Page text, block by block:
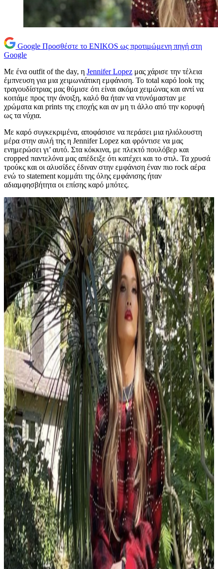
Google Προσθέστε το ENIKOS ως προτιμώμενη πηγή στη
Google
Με ένα outfit of the day, η Jennifer Lopez μας χάρισε την τέλεια
έμπνευση για μια χειμωνιάτικη εμφάνιση. Το total καρό look της
τραγουδίστριας μας θύμισε ότι είναι ακόμα χειμώνας και αντί να
κοιτάμε προς την άνοιξη, καλό θα ήταν να ντυνόμασταν με
χρώματα και prints της εποχής και αν μη τι άλλο από την κορυφή
ως τα νύχια.
Με καρό συγκεκριμένα, αποφάσισε να περάσει μια ηλιόλουστη
μέρα στην αυλή της η Jennifer Lopez και φρόντισε να μας
ενημερώσει γι’ αυτό. Στα κόκκινα, με πλεκτό πουλόβερ και
cropped παντελόνα μας απέδειξε ότι κατέχει και το στιλ. Τα χρυσά
τρούκς και οι αλυσίδες έδιναν στην εμφάνιση έναν πιο rock αέρα
ενώ το statement κομμάτι της όλης εμφάνισης ήταν
αδιαμφησβήτητα οι επίσης καρό μπότες.